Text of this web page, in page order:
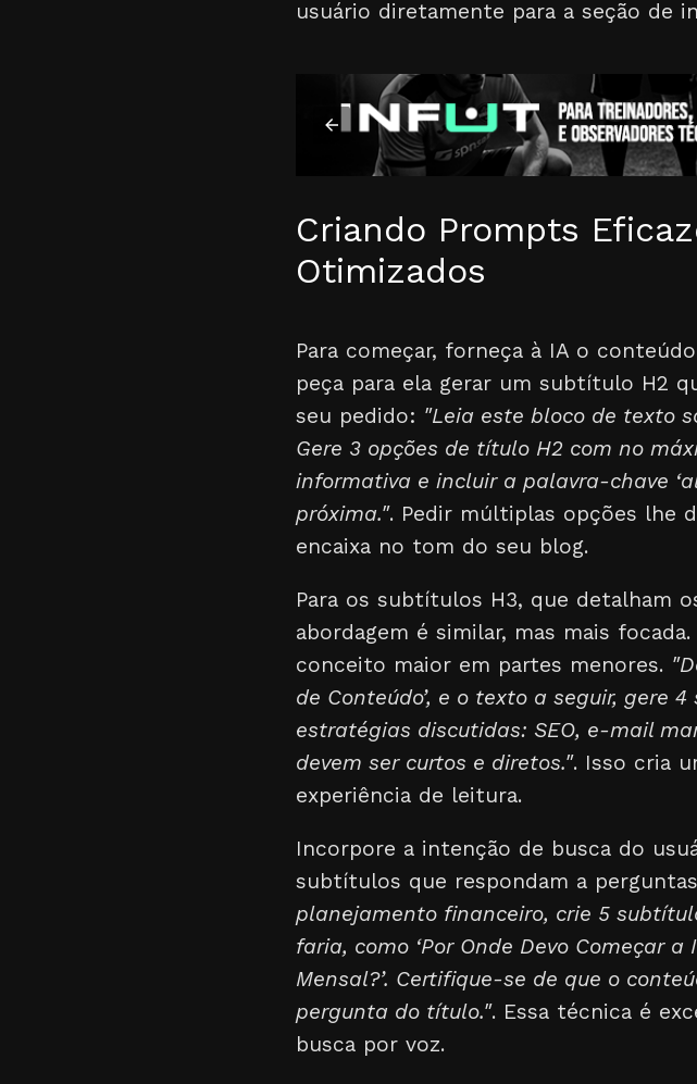
usuário diretamente para a seção de
Criando Prompts
Otimizados
Para começar, forneça à IA o
peça para ela gerar um subtítulo H2
seu pedido: "Leia este bloco de texto
Gere 3 opções de título H2 com no
informativa e incluir a palavra-chave
próxima.". Pedir múltiplas opções lhe
encaixa no tom do seu blog.
Para os subtítulos H3, que detalham
abordagem é similar, mas mais
conceito maior em partes menores.
de Conteúdo’, e o texto a seguir, gere
estratégias discutidas: SEO, e-mail
devem ser curtos e diretos.". Isso cria
experiência de leitura.
Incorpore a intenção de busca do
subtítulos que respondam a
planejamento financeiro, crie 5
faria, como ‘Por Onde Devo Começar
Mensal?’. Certifique-se de que o
pergunta do título.". Essa técnica é
busca por voz.